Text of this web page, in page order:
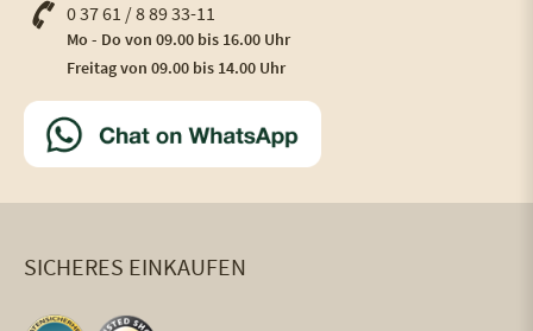
0 37 61 / 8 89 33-11
Mo - Do von 09.00 bis 16.00 Uhr
Freitag von 09.00 bis 14.00 Uhr
SICHERES EINKAUFEN